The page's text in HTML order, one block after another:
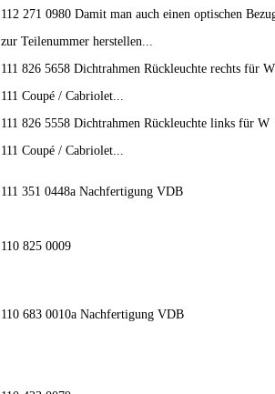
112 271 0980 Damit man auch einen optischen
zur Teilenummer herstellen...
111 826 5658 Dichtrahmen Rückleuchte rechts für W
111 Coupé / Cabriolet...
111 826 5558 Dichtrahmen Rückleuchte links für W
111 Coupé / Cabriolet...
111 351 0448a Nachfertigung VDB
110 825 0009
110 683 0010a Nachfertigung VDB